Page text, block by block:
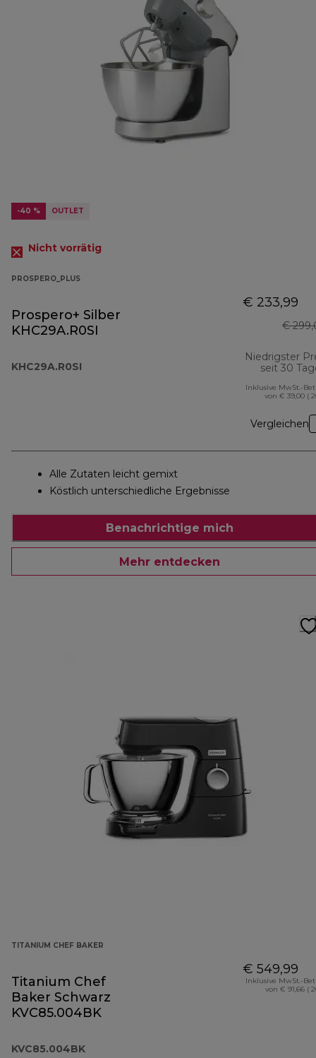
-40 % OUTLET
Nicht vorrätig
PROSPERO_PLUS
Prospero+ Silber
KHC29A.R0SI
KHC29A.R0SI
€ 233,99
€
Niedrigster
seit 30
Inklusive MwSt.-
von € 39,00 (
Vergleichen
Alle Zutaten leicht gemixt
Köstlich unterschiedliche Ergebnisse
Benachrichtige mich
Mehr entdecken
TITANIUM CHEF BAKER
Titanium Chef
Baker Schwarz
KVC85.004BK
KVC85.004BK
€ 549,99
Inklusive MwSt.-
von € 91,66 (